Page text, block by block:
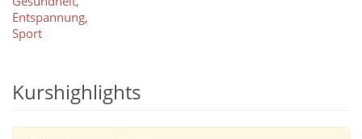
Entspannung,
Sport
Kurshighlights